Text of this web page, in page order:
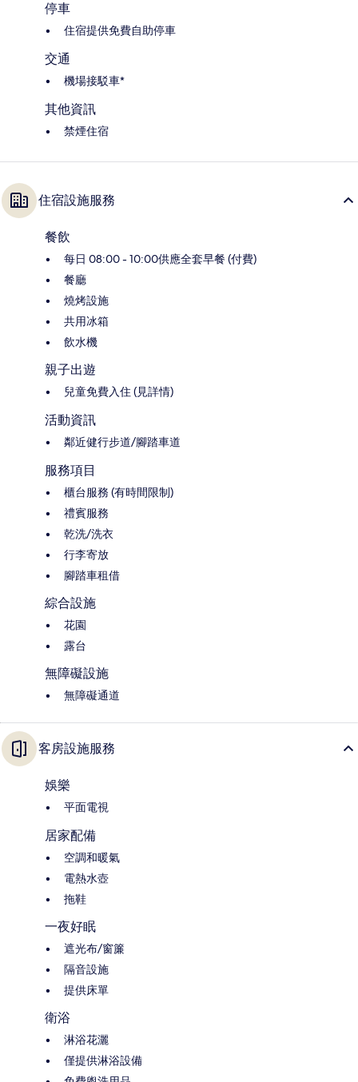
停車
住宿提供免費自助停車
交通
機場接駁車*
其他資訊
禁煙住宿
住宿設施服務
餐飲
每日 08:00 - 10:00供應全套早餐 (付費)
餐廳
燒烤設施
共用冰箱
飲水機
親子出遊
兒童免費入住 (見詳情)
活動資訊
鄰近健行步道/腳踏車道
服務項目
櫃台服務 (有時間限制)
禮賓服務
乾洗/洗衣
行李寄放
腳踏車租借
綜合設施
花園
露台
無障礙設施
無障礙通道
客房設施服務
娛樂
平面電視
居家配備
空調和暖氣
電熱水壺
拖鞋
一夜好眠
遮光布/窗簾
隔音設施
提供床單
衛浴
淋浴花灑
僅提供淋浴設備